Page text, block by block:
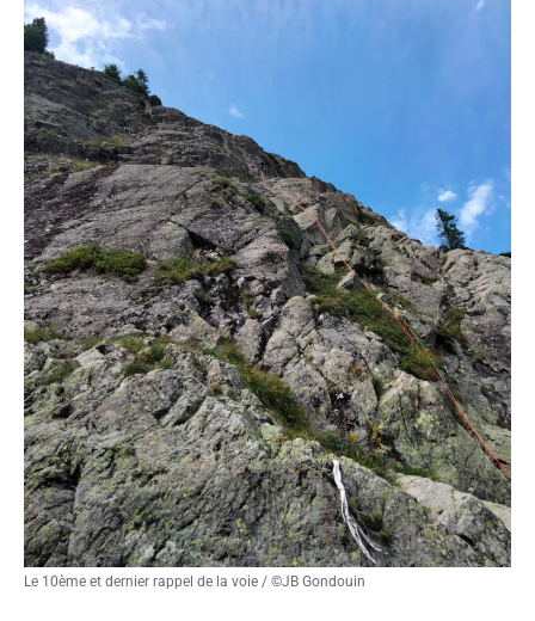
Le 10ème et dernier rappel de la voie / ©JB Gondouin